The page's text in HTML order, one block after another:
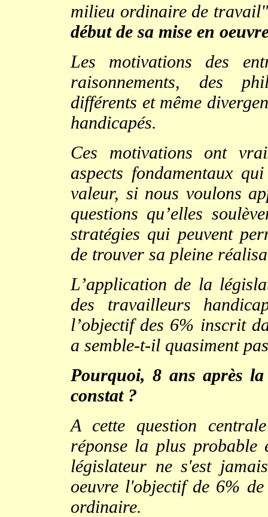
milieu ordinaire de
début de sa mise en
Les motivations des
raisonnements, des
différents et même
handicapés.
Ces motivations ont
aspects fondamentaux
valeur, si nous voulons
questions qu’elles
stratégies qui peuvent
de trouver sa pleine
L’application de la
des travailleurs
l’objectif des 6% inscrit
a semble-t-il quasiment
Pourquoi, 8 ans après
constat ?
A cette question
réponse la plus probable
législateur ne s'est
oeuvre l'objectif de 6%
ordinaire.